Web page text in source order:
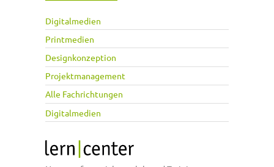
Digitalmedien
Printmedien
Designkonzeption
Projektmanagement
Alle Fachrichtungen
Digitalmedien